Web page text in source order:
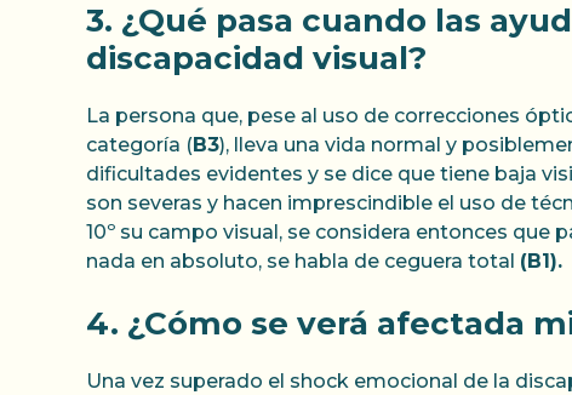
3. ¿Qué pasa cuando las
discapacidad visual?
La persona que, pese al uso de correcciones
categoría (B3), lleva una vida normal y
dificultades evidentes y se dice que tiene baja
son severas y hacen imprescindible el uso de
10º su campo visual, se considera entonces que
nada en absoluto, se habla de ceguera total (B1).
4. ¿Cómo se verá afectada
Una vez superado el shock emocional de la